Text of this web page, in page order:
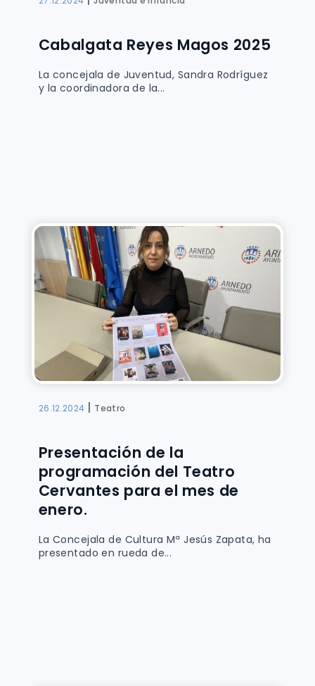
Cabalgata Reyes Magos 2025
La concejala de Juventud, Sandra Rodríguez
y la coordinadora de la...
26.12.2024 | Teatro
Presentación de la
programación del Teatro
Cervantes para el mes de
enero.
La Concejala de Cultura Mª Jesús Zapata, ha
presentado en rueda de...